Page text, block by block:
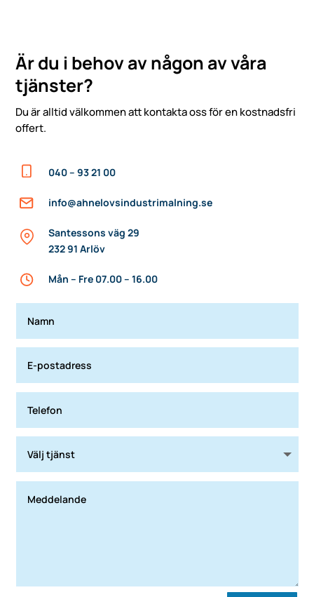
Är du i behov av någon av våra
tjänster?
Du är alltid välkommen att kontakta oss för en kostnadsfri
offert.
040 – 93 21 00
info@ahnelovsindustrimalning.se
Santessons väg 29
232 91 Arlöv
Mån – Fre 07.00 – 16.00